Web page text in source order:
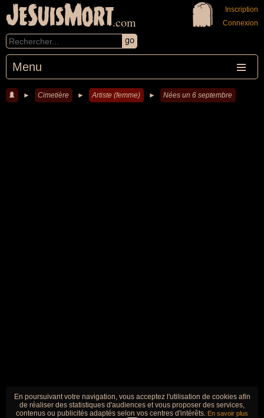
JeSuisMort.com
Menu
Inscription
Connexion
► Cimetière ► Artiste (femme) ► Nées un 6 septembre
En poursuivant votre navigation, vous acceptez l'utilisation de cookies afin
de réaliser des statistiques d'audiences et vous proposer des services,
contenus ou publicités adaptés selon vos centres d'intérêts. En savoir plus